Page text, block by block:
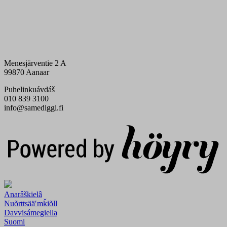
Menesjärventie 2 A
99870 Aanaar
Puhelinkuávdáš
010 839 3100
info@samediggi.fi
Anarâškielâ
Nuõrttsääʹmǩiõll
Davvisámegiella
Suomi